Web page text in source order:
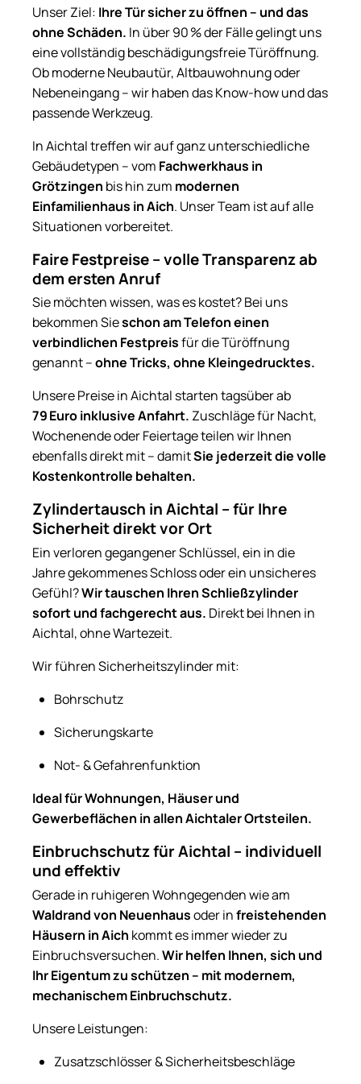
Unser Ziel: Ihre Tür sicher zu öffnen – und das
ohne Schäden. In über 90 % der Fälle gelingt uns
eine vollständig beschädigungsfreie Türöffnung.
Ob moderne Neubautür, Altbauwohnung oder
Nebeneingang – wir haben das Know-how und das
passende Werkzeug.
In Aichtal treffen wir auf ganz unterschiedliche
Gebäudetypen – vom Fachwerkhaus in
Grötzingen bis hin zum modernen
Einfamilienhaus in Aich. Unser Team ist auf alle
Situationen vorbereitet.
Faire Festpreise – volle Transparenz ab
dem ersten Anruf
Sie möchten wissen, was es kostet? Bei uns
bekommen Sieschon am Telefon einen
verbindlichen Festpreisfür die Türöffnung
genannt –ohne Tricks, ohne Kleingedrucktes.
Unsere Preise in Aichtal starten tagsüber ab
79 Euro inklusive Anfahrt. Zuschläge für Nacht,
Wochenende oder Feiertage teilen wir Ihnen
ebenfalls direkt mit – damitSie jederzeit die volle
Kostenkontrolle behalten.
Zylindertausch in Aichtal – für Ihre
Sicherheit direkt vor Ort
Ein verloren gegangener Schlüssel, ein in die
Jahre gekommenes Schloss oder ein unsicheres
Gefühl?Wir tauschen Ihren Schließzylinder
sofort und fachgerecht aus. Direkt bei Ihnen in
Aichtal, ohne Wartezeit.
Wir führen Sicherheitszylinder mit:
Bohrschutz
Sicherungskarte
Not- & Gefahrenfunktion
Ideal für Wohnungen, Häuser und
Gewerbeflächen in allen Aichtaler Ortsteilen.
Einbruchschutz für Aichtal – individuell
und effektiv
Gerade in ruhigeren Wohngegenden wie am
Waldrand von Neuenhausoder infreistehenden
Häusern in Aich kommt es immer wieder zu
Einbruchsversuchen.Wir helfen Ihnen, sich und
Ihr Eigentum zu schützen – mit modernem,
mechanischem Einbruchschutz.
Unsere Leistungen:
Zusatzschlösser & Sicherheitsbeschläge